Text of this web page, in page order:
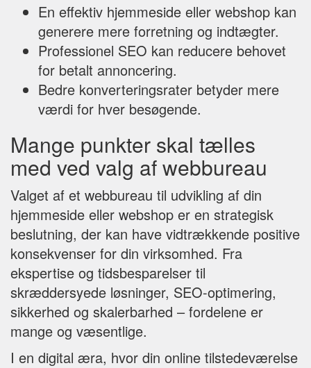
En effektiv hjemmeside eller webshop kan
generere mere forretning og indtægter.
Professionel SEO kan reducere behovet
for betalt annoncering.
Bedre konverteringsrater betyder mere
værdi for hver besøgende.
Mange punkter skal tælles
med ved valg af webbureau
Valget af et webbureau til udvikling af din
hjemmeside eller webshop er en strategisk
beslutning, der kan have vidtrækkende positive
konsekvenser for din virksomhed. Fra
ekspertise og tidsbesparelser til
skræddersyede løsninger, SEO-optimering,
sikkerhed og skalerbarhed – fordelene er
mange og væsentlige.
I en digital æra, hvor din online tilstedeværelse